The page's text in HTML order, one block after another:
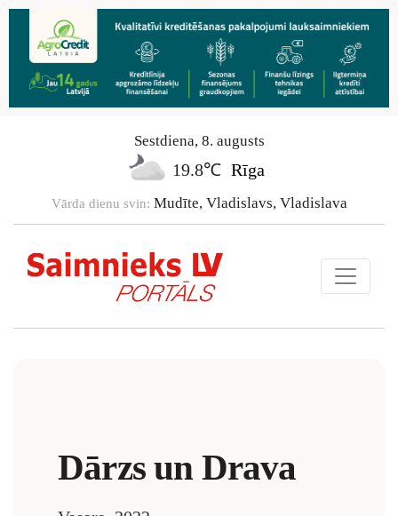
Sestdiena, 8. augusts
19.8℃ Rīga
Vārda dienu svin: Mudīte, Vladislavs, Vladislava
Dārzs un Drava